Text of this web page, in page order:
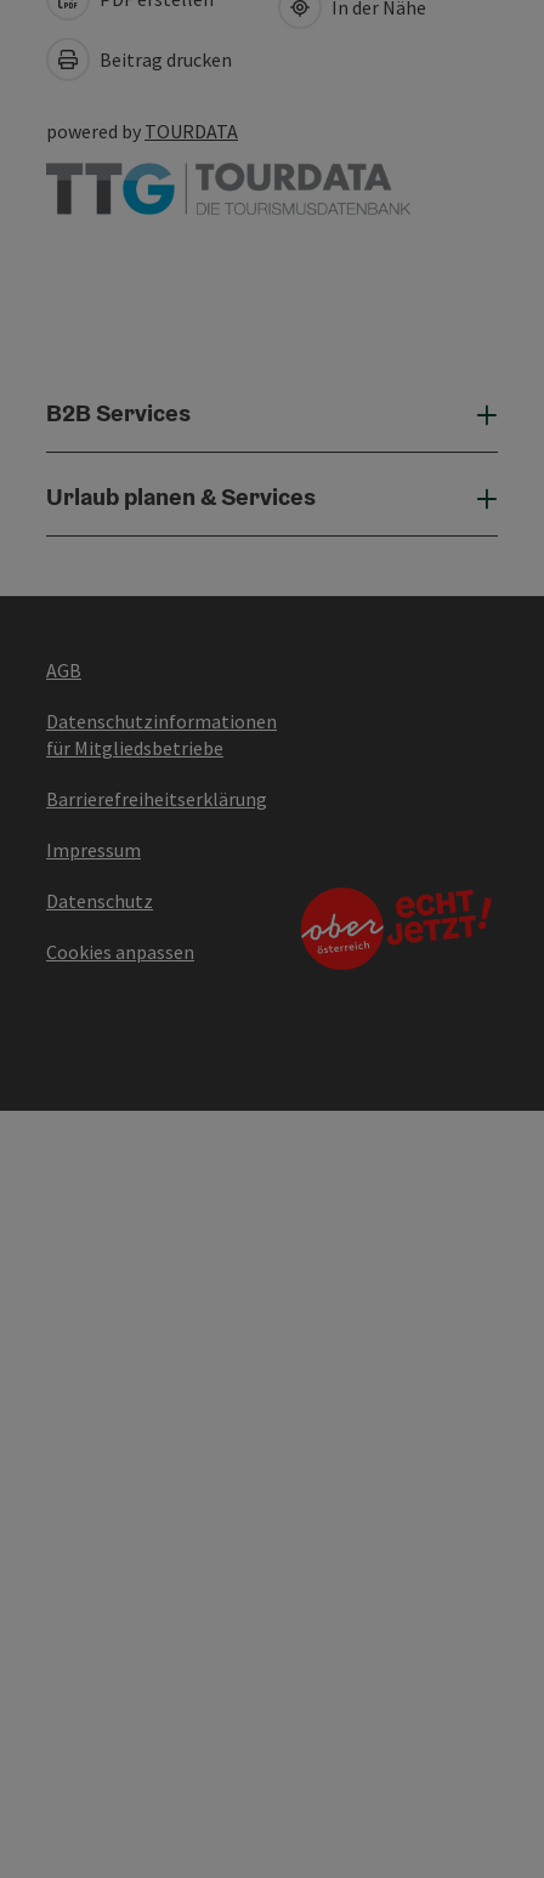
Beitrag drucken
In der Nähe
powered by TOURDATA
B2B Services
Urlaub planen & Services
AGB
Datenschutzinformationen
für Mitgliedsbetriebe
Barrierefreiheitserklärung
Impressum
Datenschutz
Cookies anpassen